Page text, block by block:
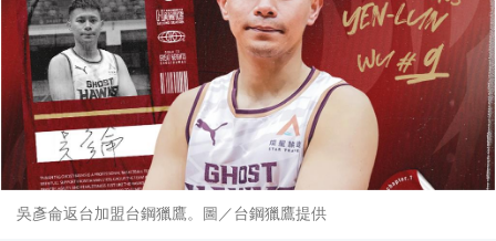
吳彥侖返台加盟台鋼獵鷹。圖／台鋼獵鷹提供